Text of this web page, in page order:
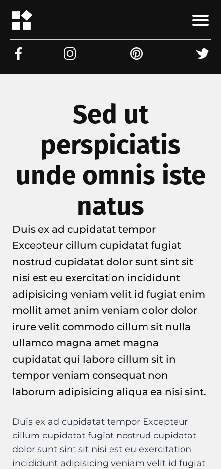
Sed ut
perspiciatis
unde omnis iste
natus
Duis ex ad cupidatat tempor
Excepteur cillum cupidatat fugiat
nostrud cupidatat dolor sunt sint sit
nisi est eu exercitation incididunt
adipisicing veniam velit id fugiat enim
mollit amet anim veniam dolor dolor
irure velit commodo cillum sit nulla
ullamco magna amet magna
cupidatat qui labore cillum sit in
tempor veniam consequat non
laborum adipisicing aliqua ea nisi sint.
Duis ex ad cupidatat tempor Excepteur
cillum cupidatat fugiat nostrud cupidatat
dolor sunt sint sit nisi est eu exercitation
incididunt adipisicing veniam velit id fugiat